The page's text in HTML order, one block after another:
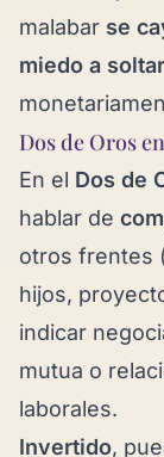
malabar se
miedo a soltar
Dos de Oros
En el Dos de
hablar de
otros frentes
hijos,
indicar
mutua o
laborales.
Invertido,